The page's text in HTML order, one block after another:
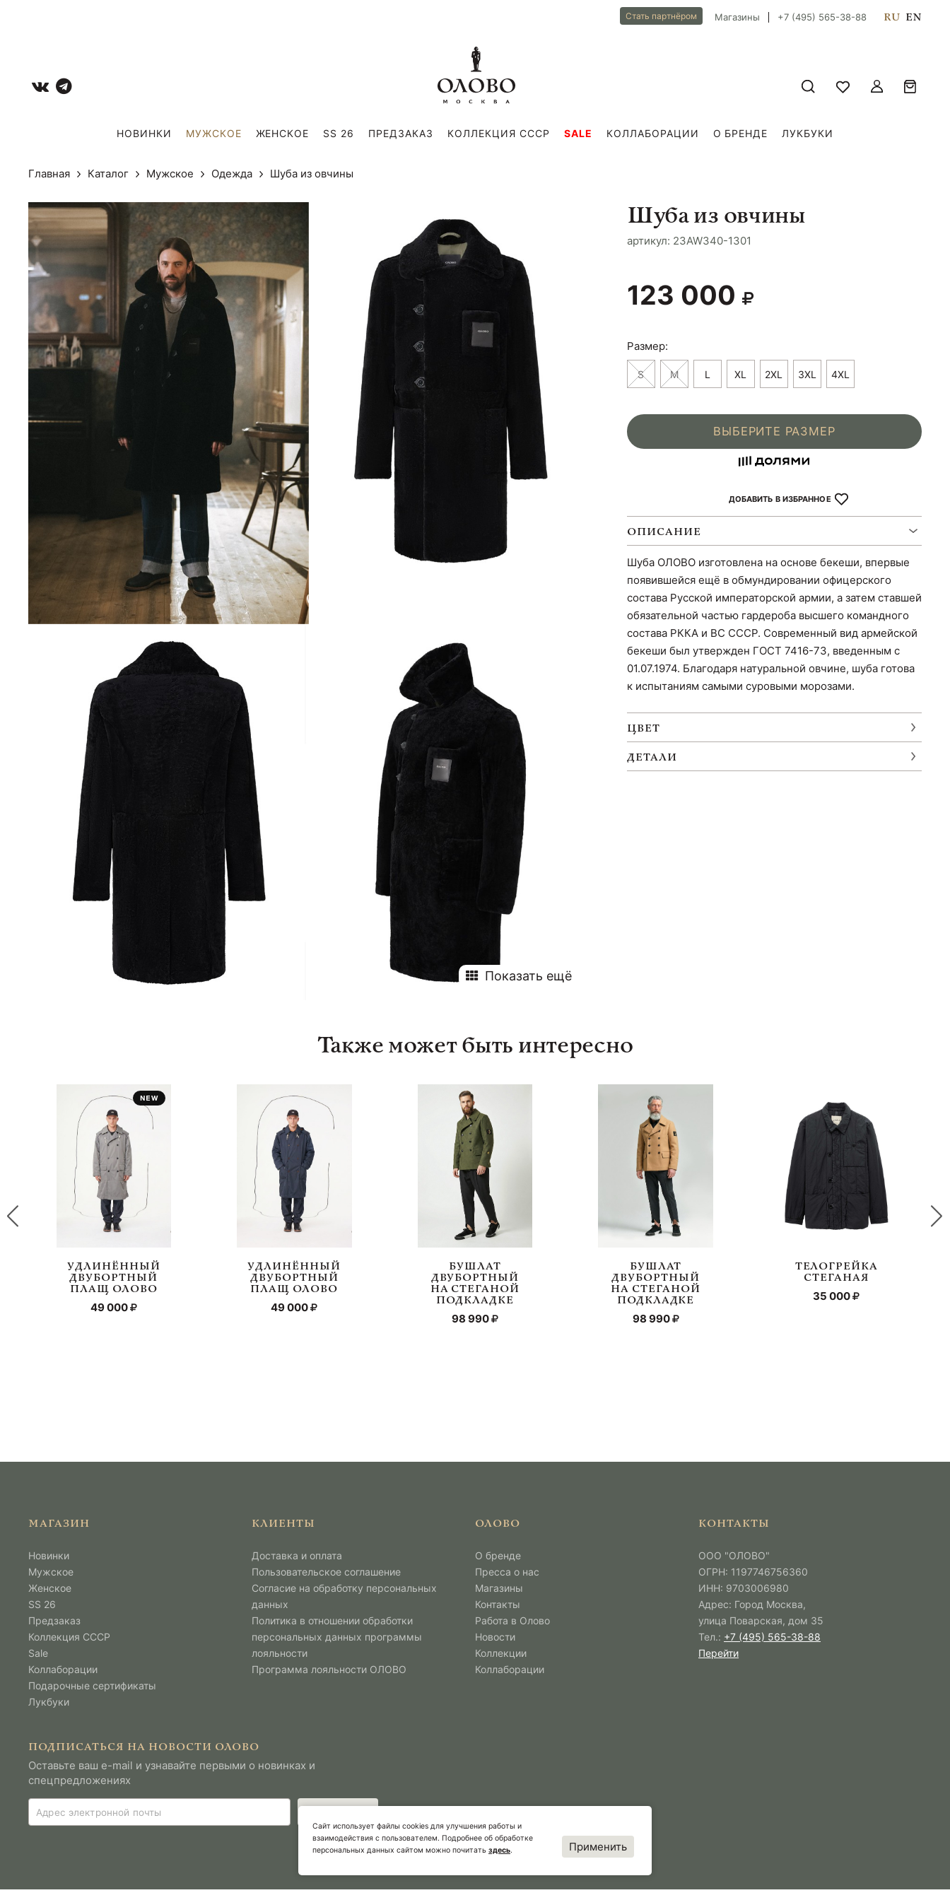
Стать партнёром Магазины +7 (495) 565-38-88 RU EN
НОВИНКИ МУЖCКОЕ ЖЕНСКОЕ SS 26 ПРЕДЗАКАЗ КОЛЛЕКЦИЯ СССР SALE КОЛЛАБОРАЦИИ О БРЕНДЕ ЛУКБУКИ
Главная Каталог Мужcкое Одежда Шуба из овчины
Показать ещё
Шуба из овчины
aртикул: 23AW340-1301
123 000
Размер:
S M L XL 2XL 3XL 4XL
ВЫБЕРИТЕ РАЗМЕР
ДОБАВИТЬ В ИЗБРАННОЕ
ОПИСАНИЕ
Шуба ОЛОВО изготовлена на основе бекеши, впервые
появившейся ещё в обмундировании офицерского
состава Русской императорской армии, а затем ставшей
обязательной частью гардероба высшего командного
состава РККА и ВС СССР. Современный вид армейской
бекеши был утвержден ГОСТ 7416-73, введенным с
01.07.1974. Благодаря натуральной овчине, шуба готова
к испытаниям самыми суровыми морозами.
ЦВЕТ
ДЕТАЛИ
Также может быть интересно
УДЛИНЁННЫЙ
ДВУБОРТНЫЙ
ПЛАЩ ОЛОВО
49 000
УДЛИНЁННЫЙ
ДВУБОРТНЫЙ
ПЛАЩ ОЛОВО
49 000
БУШЛАТ
ДВУБОРТНЫЙ
НА СТЕГАНОЙ
ПОДКЛАДКЕ
98 990
БУШЛАТ
ДВУБОРТНЫЙ
НА СТЕГАНОЙ
ПОДКЛАДКЕ
98 990
ТЕЛОГРЕЙКА
СТЕГАНАЯ
35 000
Сайт использует файлы cookies для улучшения работы и
взаимодействия с пользователем. Подробнее об обработке
персональных данных сайтом можно почитать здесь. Применить
МАГАЗИН
Новинки
Мужcкое
Женское
SS 26
Предзаказ
Коллекция СССР
Sale
Коллаборации
Подарочные сертификаты
Лукбуки
КЛИЕНТЫ
Доставка и оплата
Пользовательское соглашение
Согласие на обработку персональных
данных
Политика в отношении обработки
персональных данных программы
лояльности
Программа лояльности ОЛОВО
ОЛОВО
О бренде
Пресса о нас
Магазины
Контакты
Работа в Олово
Новости
Коллекции
Коллаборации
КОНТАКТЫ
ООО "ОЛОВО"
ОГРН: 1197746756360
ИНН: 9703006980
Адрес: Город Москва,
улица Поварская, дом 35
Тел.: +7 (495) 565-38-88
Перейти
ПОДПИСАТЬСЯ НА НОВОСТИ ОЛОВО
Оставьте ваш e-mail и узнавайте первыми о новинках и
спецпредложениях
©2022-2026 Олово MSC. Дизайн и разработкаRAAGIN.RU